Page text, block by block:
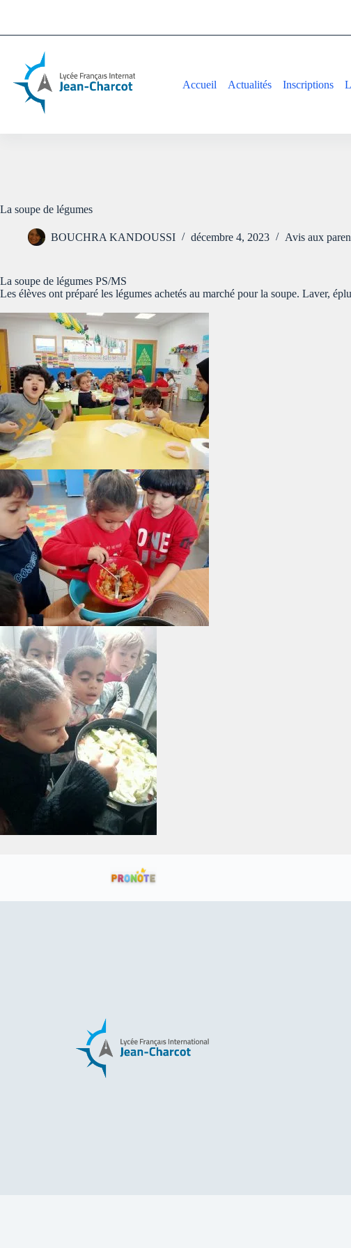
Accueil Actualités Inscriptions
La soupe de légumes
BOUCHRA KANDOUSSI décembre 4, 2023 Avis aux
La soupe de légumes PS/MS
Les élèves ont préparé les légumes achetés au marché pour la soupe. Laver,